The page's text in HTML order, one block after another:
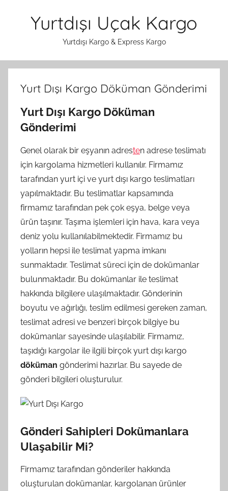
Yurtdışı Uçak Kargo
Yurtdışı Kargo & Express Kargo
Yurt Dışı Kargo Döküman Gönderimi
Yurt Dışı Kargo Döküman
Gönderimi
Genel olarak bir eşyanın adresten adrese teslimatı
için kargolama hizmetleri kullanılır. Firmamız
tarafından yurt içi ve yurt dışı kargo teslimatları
yapılmaktadır. Bu teslimatlar kapsamında
firmamız tarafından pek çok eşya, belge veya
ürün taşınır. Taşıma işlemleri için hava, kara veya
deniz yolu kullanılabilmektedir. Firmamız bu
yolların hepsi ile teslimat yapma imkanı
sunmaktadır. Teslimat süreci için de dokümanlar
bulunmaktadır. Bu dokümanlar ile teslimat
hakkında bilgilere ulaşılmaktadır. Gönderinin
boyutu ve ağırlığı, teslim edilmesi gereken zaman,
teslimat adresi ve benzeri birçok bilgiye bu
dokümanlar sayesinde ulaşılabilir. Firmamız,
taşıdığı kargolar ile ilgili birçok yurt dışı kargo
döküman gönderimi hazırlar. Bu sayede de
gönderi bilgileri oluşturulur.
Gönderi Sahipleri Dokümanlara
Ulaşabilir Mi?
Firmamız tarafından gönderiler hakkında
oluşturulan dokümanlar, kargolanan ürünler